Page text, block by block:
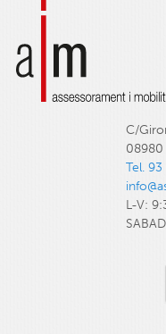
C/
08980
Tel.
L-V: